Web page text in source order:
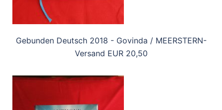
Gebunden Deutsch 2018 - Govinda / MEERSTERN-
Versand EUR 20,50